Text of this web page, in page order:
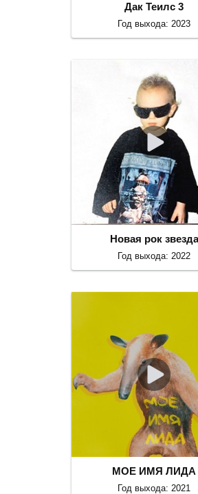
Дак Теилс 3
Год выхода: 2023
Новая рок звезда
Год выхода: 2022
МОЕ ИМЯ ЛИДА
Год выхода: 2021